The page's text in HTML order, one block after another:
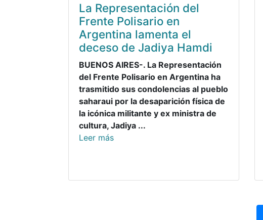
La Representación del
Frente Polisario en
Argentina lamenta el
deceso de Jadiya Hamdi
BUENOS AIRES-. La Representación
del Frente Polisario en Argentina ha
trasmitido sus condolencias al pueblo
saharaui por la desaparición física de
la icónica militante y ex ministra de
cultura, Jadiya ...
Leer más